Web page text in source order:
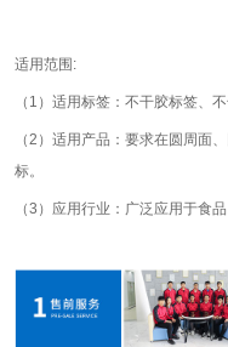
适用范围:
（1）适用标签：不干胶标签、
（2）适用产品：要求在圆周面
标。
（3）应用行业：广泛应用于食